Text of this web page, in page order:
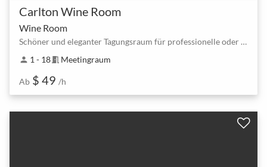
Carlton Wine Room
Wine Room
Schöner und eleganter Tagungsraum für professionelle oder gelegentliche Zusammenkünfte
person 1 - 18meeting_room Meetingraum
Ab $ 49 /h